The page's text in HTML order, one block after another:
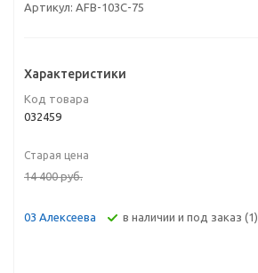
Артикул: AFB-103C-75
Характеристики
Код товара
032459
Старая цена
14 400руб.
03 Алексеева В наличии и под заказ (1)